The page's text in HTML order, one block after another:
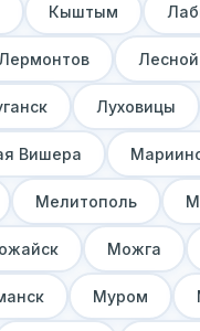
Кыштым
Лермонтов Лесной
Луховицы
Вишера
Мелитополь
Можга
Муром